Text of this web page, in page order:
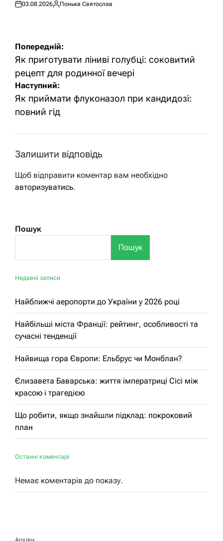
Оприлюднено
03.08.2026
Опубліковано
Понька Святослав
Навігація
записів
Попередній:
Як приготувати ліниві голубці: соковитий
рецепт для родинної вечері
Наступний:
Як приймати флуконазол при кандидозі:
повний гід
Залишити відповідь
Щоб відправити коментар вам необхідно
авторизуватись.
Пошук
Пошук
Недавні записи
Найближчі аеропорти до України у 2026 році
Найбільші міста Франції: рейтинг, особливості та
сучасні тенденції
Найвища гора Європи: Ельбрус чи Монблан?
Єлизавета Баварська: життя імператриці Сісі між
красою і трагедією
Що робити, якщо знайшли підклад: покроковий
план
Останні коментарі
Немає коментарів до показу.